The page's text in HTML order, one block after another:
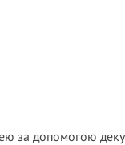
за допомогою